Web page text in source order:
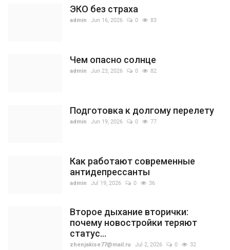
ЭКО без страха
admin Jun 16, 2026 0 83
Чем опасно солнце
admin Jun 23, 2026 0 82
Подготовка к долгому перелету
admin Jun 19, 2026 0 77
Как работают современные
антидепрессанты
admin Jul 19, 2026 0 36
Второе дыхание вторички:
почему новостройки теряют
статус...
zhenjakise77@mail.ru Jul 2, 2026 0 32